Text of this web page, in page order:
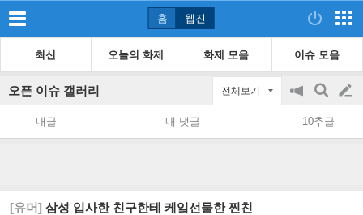
홈 웹진
최신 오늘의 화제 화제 모음 이슈 모음
오픈 이슈 갤러리 전체보기
공
지
on/off
검
색
글
쓰
내글 내 댓글 10추글
[유머] 삼성 입사한 친구한테 케잌선물한 찐친